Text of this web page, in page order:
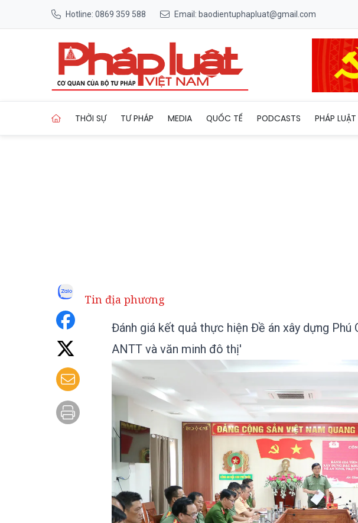
Hotline: 0869 359 588 Email: baodientuphapluat@gmail.com
THỜI SỰ TƯ PHÁP MEDIA QUỐC TẾ PODCASTS PHÁP LUẬT
Tin địa phương
Đánh giá kết quả thực hiện Đề án xây dựng Phú
ANTT và văn minh đô thị'